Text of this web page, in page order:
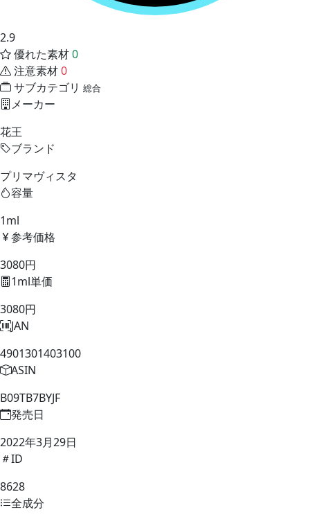
2.9
優れた素材0
注意素材0
サブカテゴリ 総合
メーカー
花王
ブランド
プリマヴィスタ
容量
1ml
参考価格
3080円
1ml単価
3080円
JAN
4901301403100
ASIN
B09TB7BYJF
発売日
2022年3月29日
ID
8628
全成分